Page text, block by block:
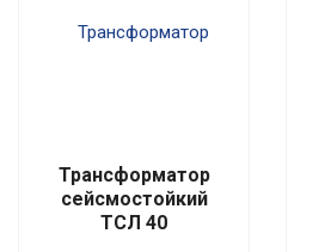
Трансформатор
сейсмостойкий
ТСЛ 40